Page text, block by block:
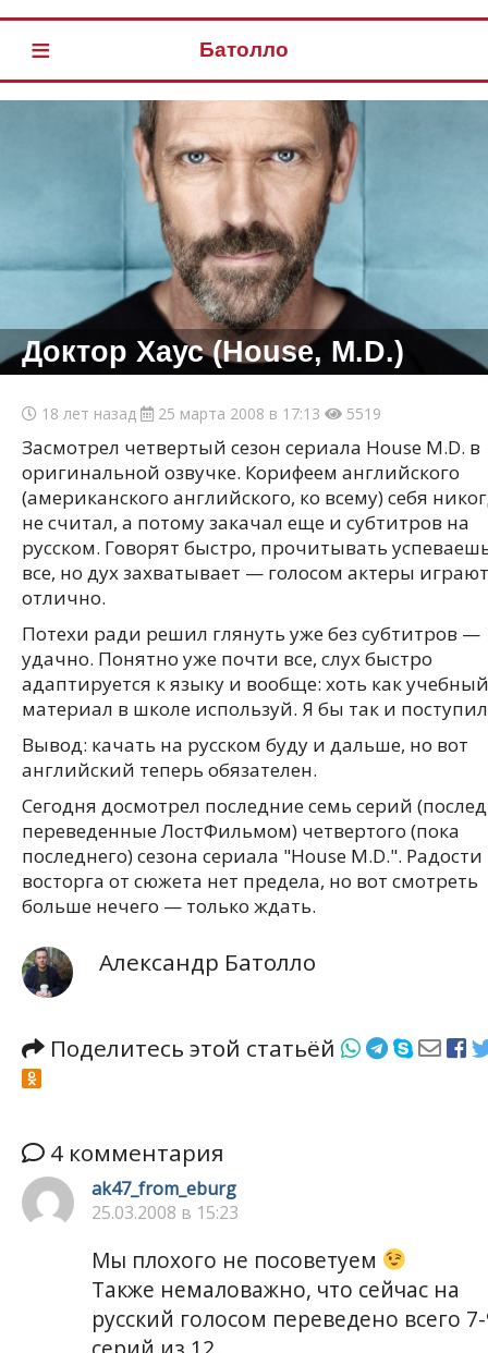
≡ Батолло
Доктор Хаус (House, M.D.)
18 лет назад 25 марта 2008 в 17:13 5519
Засмотрел четвертый сезон сериала House M.D. в
оригинальной озвучке. Корифеем английского
(американского английского, ко всему) себя
не считал, а потому закачал еще и субтитров на
русском. Говорят быстро, прочитывать
все, но дух захватывает — голосом актеры играют
отлично.
Потехи ради решил глянуть уже без субтитров —
удачно. Понятно уже почти все, слух быстро
адаптируется к языку и вообще: хоть как учебный
материал в школе используй. Я бы так и
Вывод: качать на русском буду и дальше, но вот
английский теперь обязателен.
Сегодня досмотрел последние семь серий
переведенные ЛостФильмом) четвертого (пока
последнего) сезона сериала "House M.D.".
восторга от сюжета нет предела, но вот смотреть
больше нечего — только ждать.
Александр Батолло
Поделитесь этой статьёй
4 комментария
ak47_from_eburg
25.03.2008 в 15:23
Мы плохого не посоветуем
Также немаловажно, что сейчас на
русский голосом переведено всего